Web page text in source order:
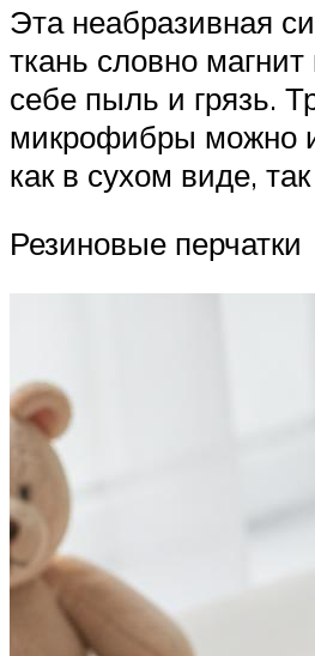
Эта неабразивная
ткань словно магнит
себе пыль и грязь.
микрофибры можно
как в сухом виде,
Резиновые перчатки